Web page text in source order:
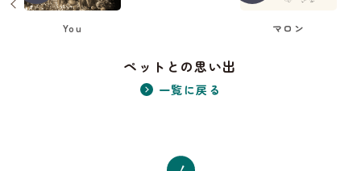
You
ペットとの思い出
一覧に戻る
マロン